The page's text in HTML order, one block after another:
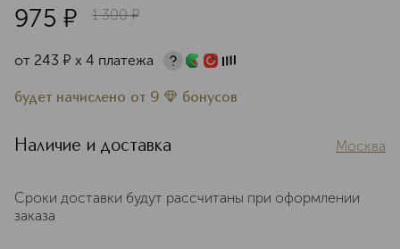
975 ¤ 1 300 ¤
от 243 ¤ х 4 платежа
будет начислено от 9 бонусов
Наличие и доставка Москва
Сроки доставки будут рассчитаны при оформлении
заказа